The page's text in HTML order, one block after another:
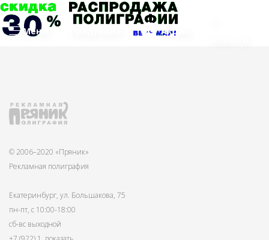
Меню
Акции
© 2006–2020 «Пряник»
Рекламная полиграфия
Екатеринбург, ул. Большакова, 75
пн-пт, с 10:00-18:00
сб-вс выходной